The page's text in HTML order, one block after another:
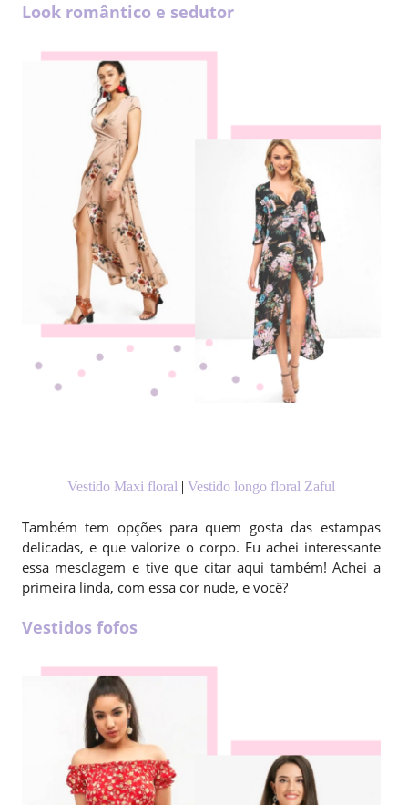
Look romântico e sedutor
Vestido Maxi floral| Vestido longo floral Zaful
Também tem opções para quem gosta das estampas
delicadas, e que valorize o corpo. Eu achei interessante
essa mesclagem e tive que citar aqui também! Achei a
primeira linda, com essa cor nude, e você?
Vestidos fofos